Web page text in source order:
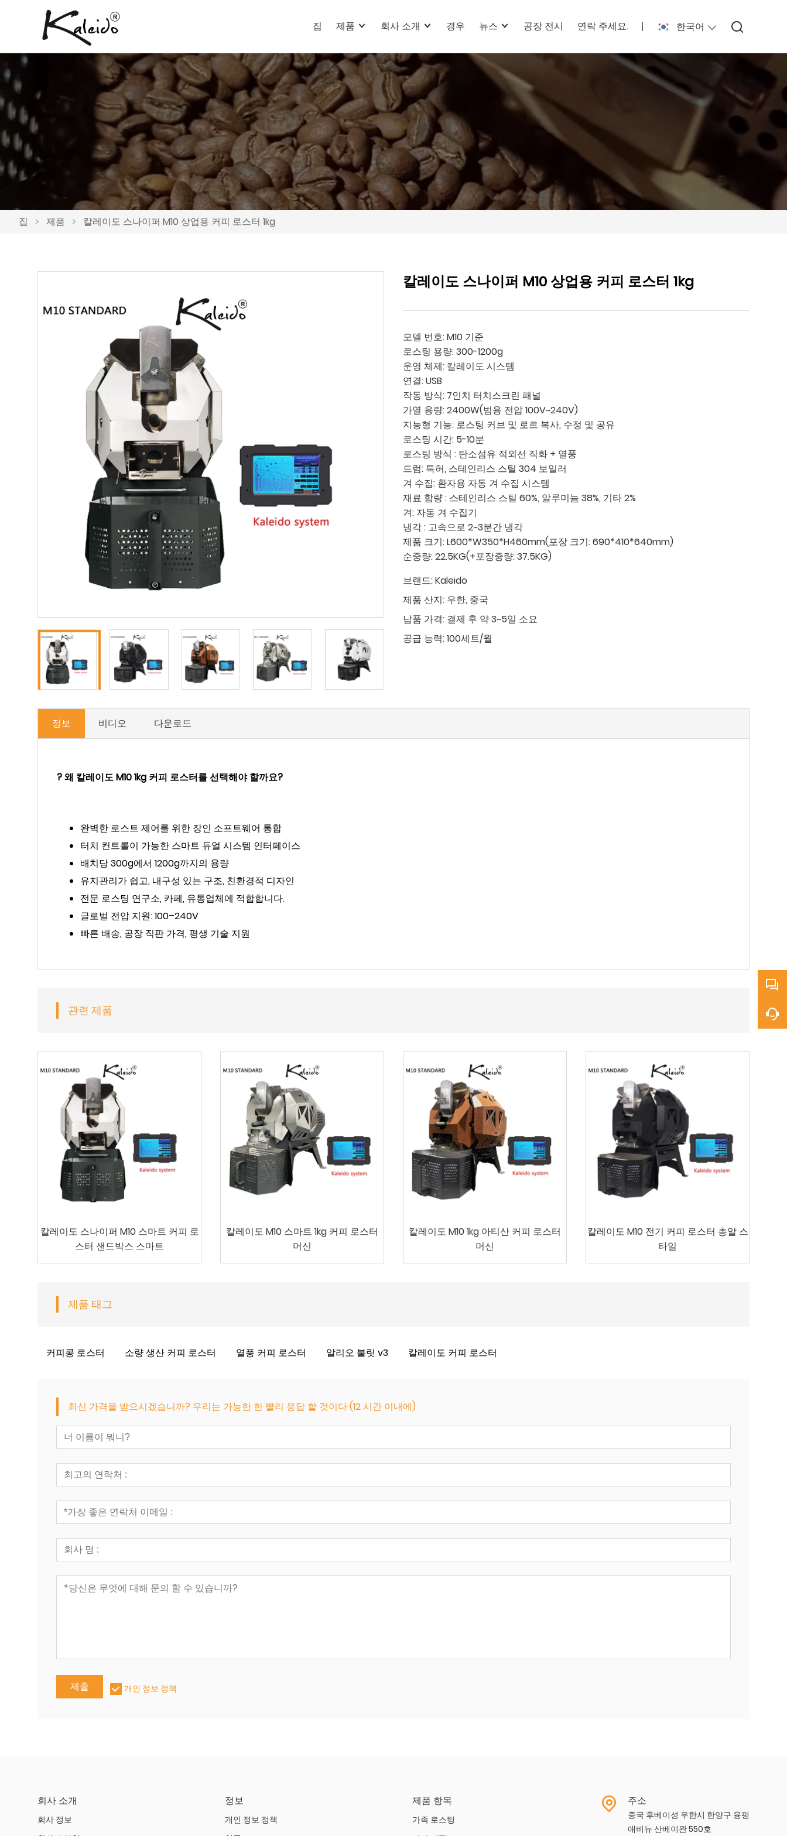
한국어
집 제품 회사 소개 경우 뉴스 공장 전시 연락 주세요.
집 > 제품 > 칼레이도 스나이퍼 M10 상업용 커피 로스터 1kg
칼레이도 스나이퍼 M10 상업용 커피 로스터 1kg
모델 번호: M10 기준
로스팅 용량: 300-1200g
운영 체제: 칼레이도 시스템
연결: USB
작동 방식: 7인치 터치스크린 패널
가열 용량: 2400W(범용 전압 100V~240V)
지능형 기능: 로스팅 커브 및 로르 복사, 수정 및 공유
로스팅 시간: 5-10분
로스팅 방식 : 탄소섬유 적외선 직화 + 열풍
드럼: 특허, 스테인리스 스틸 304 보일러
겨 수집: 환자용 자동 겨 수집 시스템
재료 함량 : 스테인리스 스틸 60%, 알루미늄 38%, 기타 2%
겨: 자동 겨 수집기
냉각 : 고속으로 2~3분간 냉각
제품 크기: L600*W350*H460mm(포장 크기: 690*410*640mm)
순중량: 22.5KG(+포장중량: 37.5KG)
브랜드:Kaleido
제품 산지: 우한, 중국
납품 가격: 결제 후 약 3~5일 소요
공급 능력:100세트/월
정보 비디오 다운로드
? 왜 칼레이도 M10 1kg 커피 로스터를 선택해야 할까요?
완벽한 로스트 제어를 위한 장인 소프트웨어 통합
터치 컨트롤이 가능한 스마트 듀얼 시스템 인터페이스
배치당 300g에서 1200g까지의 용량
유지관리가 쉽고, 내구성 있는 구조, 친환경적 디자인
전문 로스팅 연구소, 카페, 유통업체에 적합합니다.
글로벌 전압 지원: 100–240V
빠른 배송, 공장 직판 가격, 평생 기술 지원
관련 제품
칼레이도 스나이퍼 M10 스마트 커피 로
스터 샌드박스 스마트
칼레이도 M10 스마트 1kg 커피 로스터
머신
칼레이도 M10 1kg 아티산 커피 로스터
머신
칼레이도 M10 전기 커피 로스터 총알 스
타일
제품 태그
커피콩 로스터 소량 생산 커피 로스터 열풍 커피 로스터 알리오 불릿 v3 칼레이도 커피 로스터
최신 가격을 받으시겠습니까? 우리는 가능한 한 빨리 응답 할 것이다 (12 시간 이내에)
제출 개인 정보 정책
회사 소개
회사 정보
정보
개인 정보 정책
제품 항목
가족 로스팅
주소
중국 후베이성 ​​우한시 한양구 융펑
애비뉴 산베이완 550호